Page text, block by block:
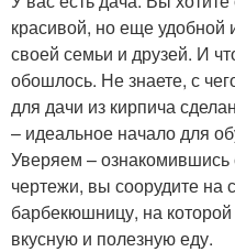
красивой, но еще
своей семьи и друзей. И
обошлось. Не знаете, с
для дачи из кирпича
– идеальное начало для
Уверяем – ознакомившись
чертежи, вы соорудите на
барбекюшницу, на которой
вкусную и полезную еду.